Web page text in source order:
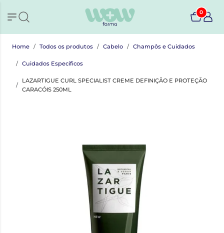
0
Home Todos os produtos Cabelo Champôs e Cuidados
Cuidados Específicos
LAZARTIGUE CURL SPECIALIST CREME DEFINIÇÃO E PROTEÇÃO
CARACÓIS 250ML